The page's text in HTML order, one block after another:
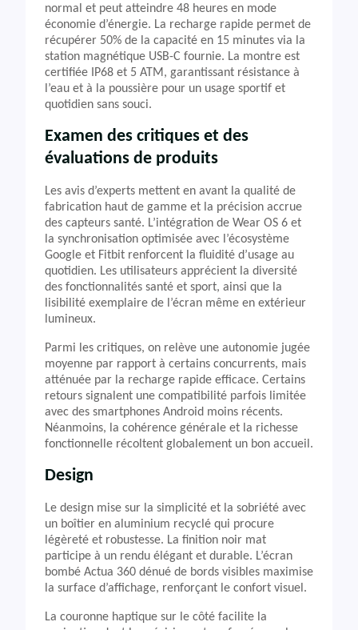
normal et peut atteindre 48 heures en mode
économie d’énergie. La recharge rapide permet de
récupérer 50% de la capacité en 15 minutes via la
station magnétique USB-C fournie. La montre est
certifiée IP68 et 5 ATM, garantissant résistance à
l’eau et à la poussière pour un usage sportif et
quotidien sans souci.
Examen des critiques et des
évaluations de produits
Les avis d’experts mettent en avant la qualité de
fabrication haut de gamme et la précision accrue
des capteurs santé. L’intégration de Wear OS 6 et
la synchronisation optimisée avec l’écosystème
Google et Fitbit renforcent la fluidité d’usage au
quotidien. Les utilisateurs apprécient la diversité
des fonctionnalités santé et sport, ainsi que la
lisibilité exemplaire de l’écran même en extérieur
lumineux.
Parmi les critiques, on relève une autonomie jugée
moyenne par rapport à certains concurrents, mais
atténuée par la recharge rapide efficace. Certains
retours signalent une compatibilité parfois limitée
avec des smartphones Android moins récents.
Néanmoins, la cohérence générale et la richesse
fonctionnelle récoltent globalement un bon accueil.
Design
Le design mise sur la simplicité et la sobriété avec
un boîtier en aluminium recyclé qui procure
légèreté et robustesse. La finition noir mat
participe à un rendu élégant et durable. L’écran
bombé Actua 360 dénué de bords visibles maximise
la surface d’affichage, renforçant le confort visuel.
La couronne haptique sur le côté facilite la